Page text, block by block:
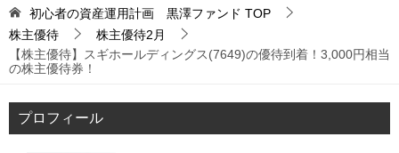
初心者の資産運用計画 黒澤ファンド TOP
株主優待
株主優待2月
【株主優待】スギホールディングス(7649)の優待到着！3,000円相当
の株主優待券！
プロフィール